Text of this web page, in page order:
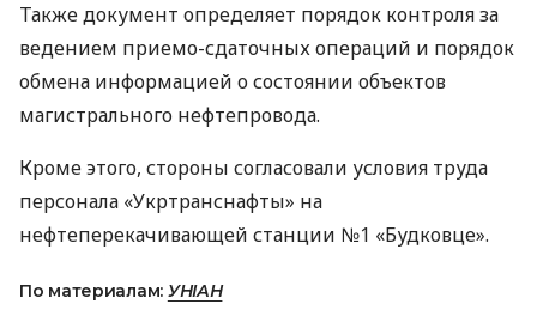
Также документ определяет порядок контроля за
ведением приемо-сдаточных операций и порядок
обмена информацией о состоянии объектов
магистрального нефтепровода.
Кроме этого, стороны согласовали условия труда
персонала «Укртранснафты» на
нефтеперекачивающей станции №1 «Будковце».
По материалам: УНІАН